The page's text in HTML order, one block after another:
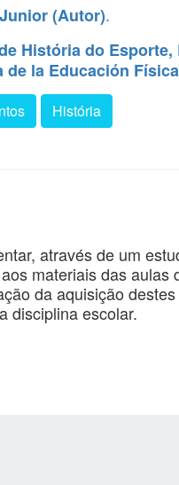
(Autor).
História do
la Educación
História
através de um
materiais das
da aquisição
disciplina escolar.